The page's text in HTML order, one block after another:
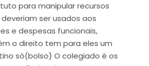
para manipular recursos
ser usados aos
e despesas funcionais,
o direito tem para eles um
só(bolso) O colegiado é os